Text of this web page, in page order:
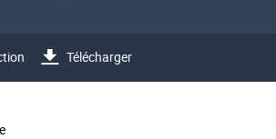
Télécharger